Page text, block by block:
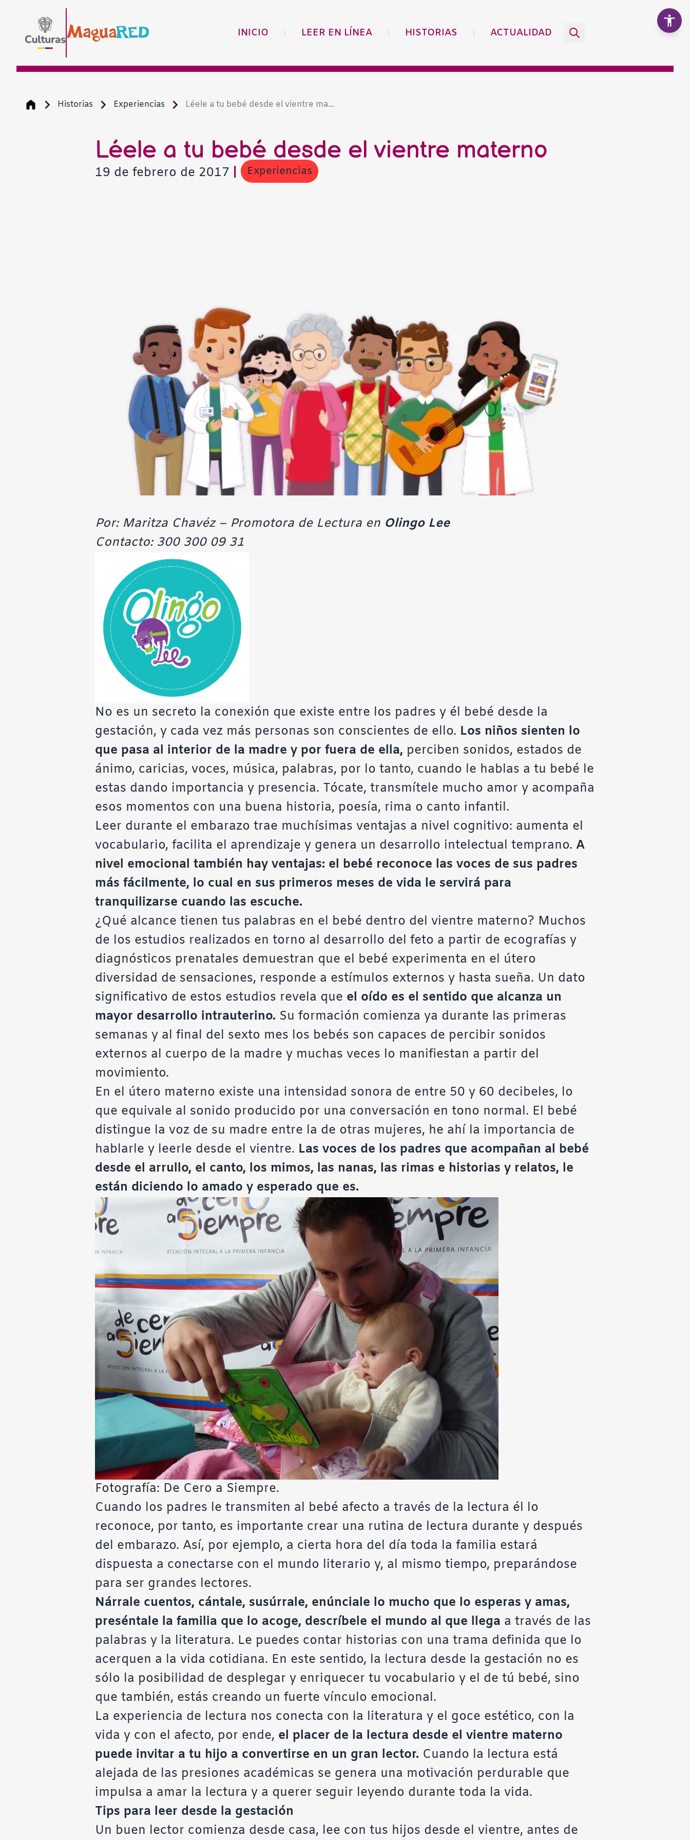
INICIO LEER EN LÍNEA HISTORIAS ACTUALIDAD
Historias Experiencias Léele a tu bebé desde el vientre ma...
Léele a tu bebé desde el vientre materno
19 de febrero de 2017 Experiencias
Por: Maritza Chavéz – Promotora de Lectura en Olingo Lee
Contacto: 300 300 09 31
No es un secreto la conexión que existe entre los padres y él bebé desde la
gestación, y cada vez más personas son conscientes de ello. Los niños sienten lo
que pasa al interior de la madre y por fuera de ella, perciben sonidos, estados de
ánimo, caricias, voces, música, palabras, por lo tanto, cuando le hablas a tu bebé le
estas dando importancia y presencia. Tócate, transmítele mucho amor y acompaña
esos momentos con una buena historia, poesía, rima o canto infantil.
Leer durante el embarazo trae muchísimas ventajas a nivel cognitivo: aumenta el
vocabulario, facilita el aprendizaje y genera un desarrollo intelectual temprano. A
nivel emocional también hay ventajas: el bebé reconoce las voces de sus padres
más fácilmente, lo cual en sus primeros meses de vida le servirá para
tranquilizarse cuando las escuche.
¿Qué alcance tienen tus palabras en el bebé dentro del vientre materno? Muchos
de los estudios realizados en torno al desarrollo del feto a partir de ecografías y
diagnósticos prenatales demuestran que el bebé experimenta en el útero
diversidad de sensaciones, responde a estímulos externos y hasta sueña. Un dato
significativo de estos estudios revela que el oído es el sentido que alcanza un
mayor desarrollo intrauterino. Su formación comienza ya durante las primeras
semanas y al final del sexto mes los bebés son capaces de percibir sonidos
externos al cuerpo de la madre y muchas veces lo manifiestan a partir del
movimiento.
En el útero materno existe una intensidad sonora de entre 50 y 60 decibeles, lo
que equivale al sonido producido por una conversación en tono normal. El bebé
distingue la voz de su madre entre la de otras mujeres, he ahí la importancia de
hablarle y leerle desde el vientre. Las voces de los padres que acompañan al bebé
desde el arrullo, el canto, los mimos, las nanas, las rimas e historias y relatos, le
están diciendo lo amado y esperado que es.
Fotografía: De Cero a Siempre.
Cuando los padres le transmiten al bebé afecto a través de la lectura él lo
reconoce, por tanto, es importante crear una rutina de lectura durante y después
del embarazo. Así, por ejemplo, a cierta hora del día toda la familia estará
dispuesta a conectarse con el mundo literario y, al mismo tiempo, preparándose
para ser grandes lectores.
Nárrale cuentos, cántale, susúrrale, enúnciale lo mucho que lo esperas y amas,
preséntale la familia que lo acoge, descríbele el mundo al que llega a través de las
palabras y la literatura. Le puedes contar historias con una trama definida que lo
acerquen a la vida cotidiana. En este sentido, la lectura desde la gestación no es
sólo la posibilidad de desplegar y enriquecer tu vocabulario y el de tú bebé, sino
que también, estás creando un fuerte vínculo emocional.
La experiencia de lectura nos conecta con la literatura y el goce estético, con la
vida y con el afecto, por ende, el placer de la lectura desde el vientre materno
puede invitar a tu hijo a convertirse en un gran lector. Cuando la lectura está
alejada de las presiones académicas se genera una motivación perdurable que
impulsa a amar la lectura y a querer seguir leyendo durante toda la vida.
Tips para leer desde la gestación
Un buen lector comienza desde casa, lee con tus hijos desde el vientre, antes de